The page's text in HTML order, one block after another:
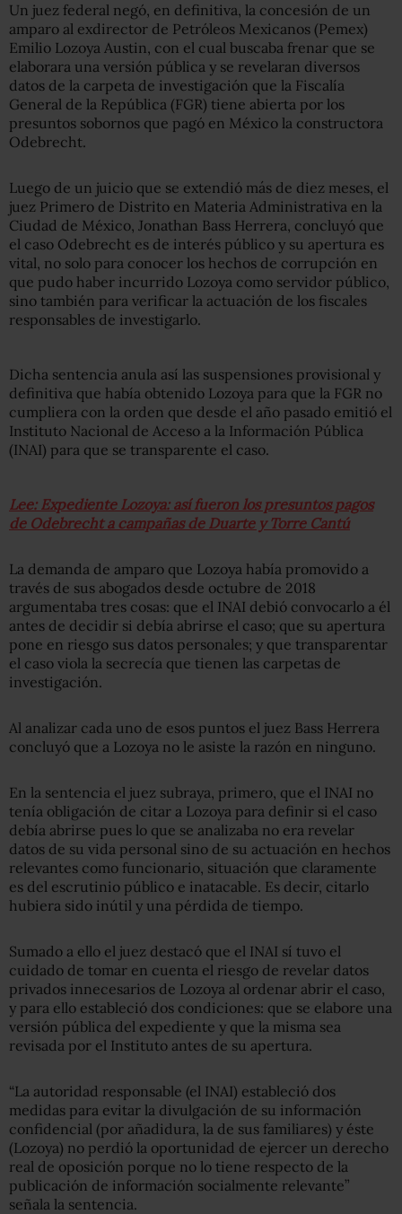
Un juez federal negó, en definitiva, la concesión de un
amparo al exdirector de Petróleos Mexicanos (Pemex)
Emilio Lozoya Austin, con el cual buscaba frenar que se
elaborara una versión pública y se revelaran diversos
datos de la carpeta de investigación que la Fiscalía
General de la República (FGR) tiene abierta por los
presuntos sobornos que pagó en México la constructora
Odebrecht.
Luego de un juicio que se extendió más de diez meses, el
juez Primero de Distrito en Materia Administrativa en la
Ciudad de México, Jonathan Bass Herrera, concluyó que
el caso Odebrecht es de interés público y su apertura es
vital, no solo para conocer los hechos de corrupción en
que pudo haber incurrido Lozoya como servidor público,
sino también para verificar la actuación de los fiscales
responsables de investigarlo.
Dicha sentencia anula así las suspensiones provisional y
definitiva que había obtenido Lozoya para que la FGR no
cumpliera con la orden que desde el año pasado emitió el
Instituto Nacional de Acceso a la Información Pública
(INAI) para que se transparente el caso.
Lee: Expediente Lozoya: así fueron los presuntos pagos
de Odebrecht a campañas de Duarte y Torre Cantú
La demanda de amparo que Lozoya había promovido a
través de sus abogados desde octubre de 2018
argumentaba tres cosas: que el INAI debió convocarlo a él
antes de decidir si debía abrirse el caso; que su apertura
pone en riesgo sus datos personales; y que transparentar
el caso viola la secrecía que tienen las carpetas de
investigación.
Al analizar cada uno de esos puntos el juez Bass Herrera
concluyó que a Lozoya no le asiste la razón en ninguno.
En la sentencia el juez subraya, primero, que el INAI no
tenía obligación de citar a Lozoya para definir si el caso
debía abrirse pues lo que se analizaba no era revelar
datos de su vida personal sino de su actuación en hechos
relevantes como funcionario, situación que claramente
es del escrutinio público e inatacable. Es decir, citarlo
hubiera sido inútil y una pérdida de tiempo.
Sumado a ello el juez destacó que el INAI sí tuvo el
cuidado de tomar en cuenta el riesgo de revelar datos
privados innecesarios de Lozoya al ordenar abrir el caso,
y para ello estableció dos condiciones: que se elabore una
versión pública del expediente y que la misma sea
revisada por el Instituto antes de su apertura.
“La autoridad responsable (el INAI) estableció dos
medidas para evitar la divulgación de su información
confidencial (por añadidura, la de sus familiares) y éste
(Lozoya) no perdió la oportunidad de ejercer un derecho
real de oposición porque no lo tiene respecto de la
publicación de información socialmente relevante”
señala la sentencia.